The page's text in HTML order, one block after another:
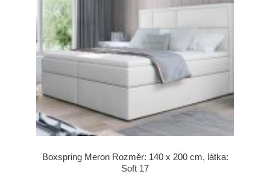
Boxspring Meron Rozměr: 140 x 200 cm, látka:
Soft 17